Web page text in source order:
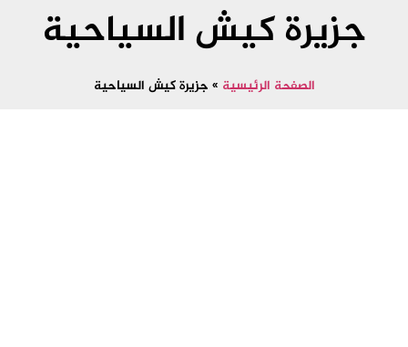
جزيرة كيش السياحية
الصفحة الرئيسية » جزيرة كيش السياحية